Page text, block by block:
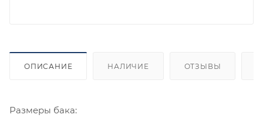
ОПИСАНИЕ НАЛИЧИЕ ОТЗЫВЫ
Размеры бака: